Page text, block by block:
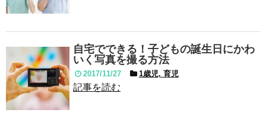
自宅でできる！子どもの誕生日にかわ
いく写真を撮る方法
2017/11/27 1歳児, 育児
記事を読む